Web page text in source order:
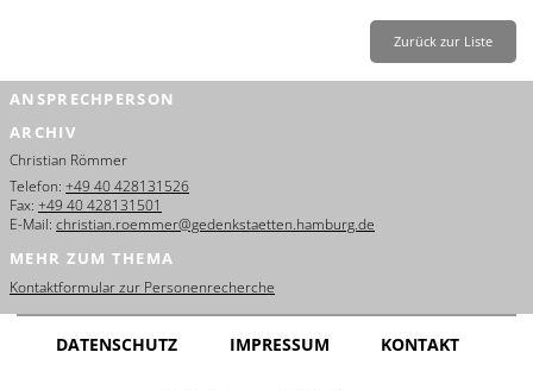
Français
Dansk
Español
Leichte Sprache
Zurück zur Liste
ANSPRECHPERSON
ARCHIV
Christian Römmer
Telefon: +49 40 428131526
Fax: +49 40 428131501
E-Mail: christian.roemmer@gedenkstaetten.hamburg.de
MEHR ZUM THEMA
Kontaktformular zur Personenrecherche
DATENSCHUTZ IMPRESSUM KONTAKT